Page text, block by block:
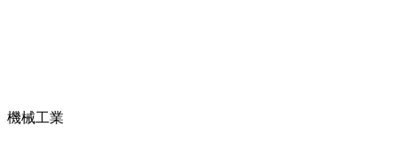
機械工業